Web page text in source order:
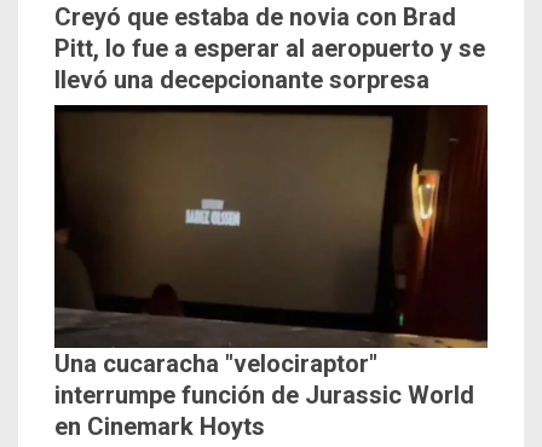
Creyó que estaba de novia con Brad
Pitt, lo fue a esperar al aeropuerto y se
llevó una decepcionante sorpresa
Una cucaracha "velociraptor"
interrumpe función de Jurassic World
en Cinemark Hoyts